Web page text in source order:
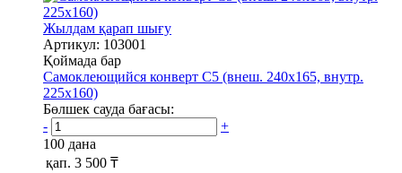
Жылдам қарап шығу
Артикул: 103001
Қоймада бар
Самоклеющийся конверт С5 (внеш. 240х165, внутр.
225х160)
Бөлшек сауда бағасы:
-
+
100 дана
қап. 3 500 ₸